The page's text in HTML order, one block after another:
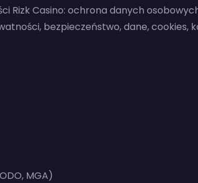
Rizk Casino: ochrona danych
bezpieczeństwo, dane, cookies,
MGA)